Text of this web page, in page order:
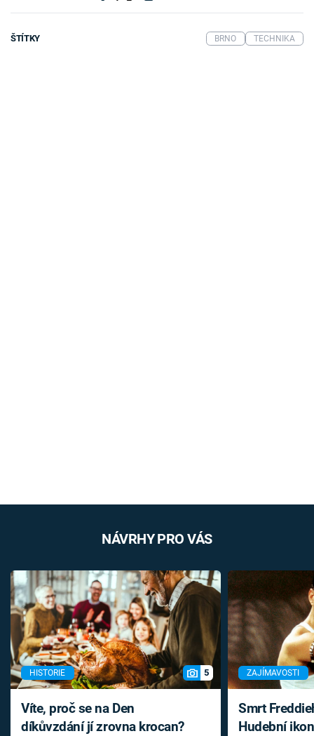
ŠTÍTKY BRNO TECHNIKA
NÁVRHY PRO VÁS
HISTORIE 5
Víte, proč se na Den
díkůvzdání jí zrovna krocan?
ZAJÍMAVOSTI
Smrt
Hudební